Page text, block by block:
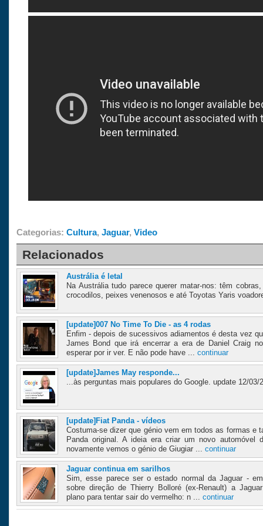
Categorias: Cultura, Jaguar, Video
Relacionados
Austrália é letal
Na Austrália tudo parece querer matar-nos: têm
crocodilos, peixes venenosos e até Toyotas Yaris
[update]007 No Time To Die - as 4 rodas
Enfim - depois de sucessivos adiamentos é desta vez
James Bond que irá encerrar a era de Daniel Craig
esperar por ir ver. E não pode have ... continuar
[update]James May responde...
...às perguntas mais populares do Google. update 12/
[update]Fiat Panda - vídeos
Costuma-se dizer que génio vem em todos as formas e
Panda original. A ideia era criar um novo automóvel
novamente vemos o génio de Giugiar ... continuar
Jaguar continua em sarilhos
Sim, esse parece ser o estado normal da Jaguar -
sobre direção de Thierry Bolloré (ex-Renault) a
plano para tentar sair do vermelho: n ... continuar